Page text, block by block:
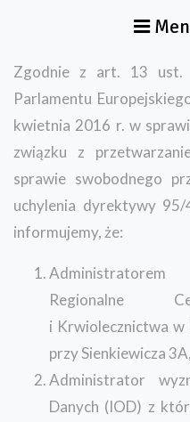
Zgodnie z art. 13 ust.
Parlamentu
kwietnia 2016 r. w
związku z
sprawie swobodnego
uchylenia dyrektywy 95/
informujemy, że:
Regionalne
i Krwiolecznictwa w
przy Sienkiewicza
Administrator
Danych (IOD) z